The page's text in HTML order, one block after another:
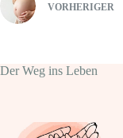
VORHERIGER
Der Weg ins Leben